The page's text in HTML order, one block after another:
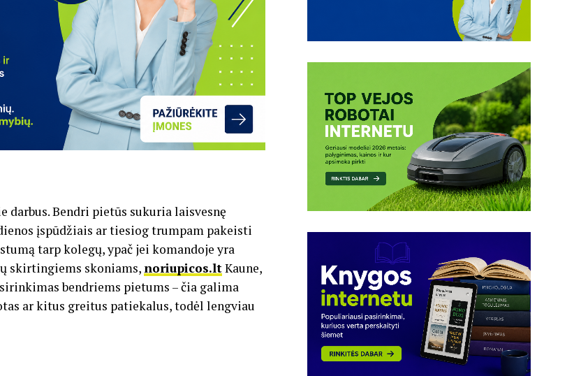
darbus. Bendri pietūs sukuria laisvesnę
įspūdžiais ar tiesiog trumpam pakeisti
tarp kolegų, ypač jei komandoje yra
skirtingiems skoniams,noriupicos.ltKaune,
bendriems pietums – čia galima
ar kitus greitus patiekalus, todėl lengviau